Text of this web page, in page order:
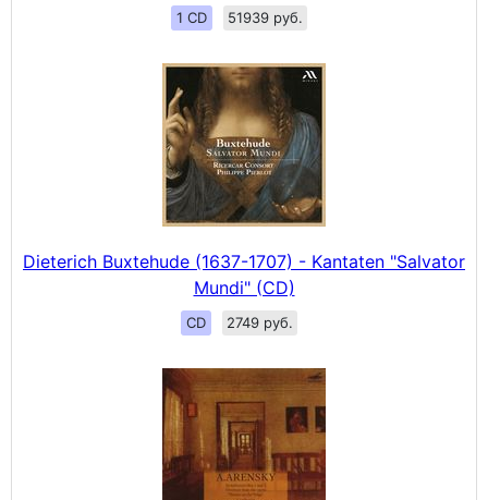
1 CD 51939 руб.
Dieterich Buxtehude (1637-1707) - Kantaten "Salvator
Mundi" (CD)
CD 2749 руб.